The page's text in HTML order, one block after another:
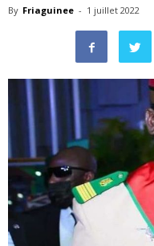
By Friaguinee - 1 juillet 2022